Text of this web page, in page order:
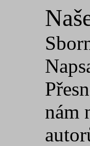
nám